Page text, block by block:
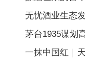
无忧酒业生态
茅台1935谋划
一抹中国红｜